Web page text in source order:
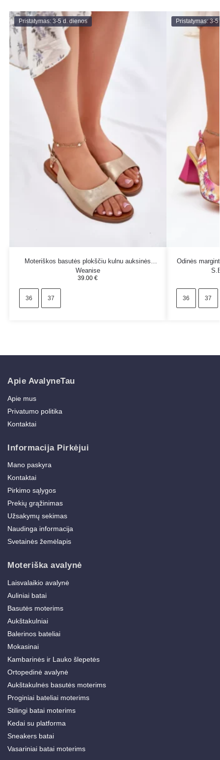
Pristatymas: 3-5 d. dienos
Moteriškos basutės plokščiu kulnu auksinės
Weanise
39.00€
36 37
Pristatymas: 3-
Odinės
36 37
Apie AvalyneTau
Apie mus
Privatumo politika
Kontaktai
Informacija Pirkėjui
Mano paskyra
Kontaktai
Pirkimo sąlygos
Prekių grąžinimas
Užsakymų sekimas
Naudinga informacija
Svetainės žemėlapis
Moteriška avalynė
Laisvalaikio avalynė
Auliniai batai
Basutės moterims
Aukštakulniai
Balerinos bateliai
Mokasinai
Kambarinės ir Lauko šlepetės
Ortopedinė avalynė
Aukštakulnės basutės moterims
Proginiai bateliai moterims
Stilingi batai moterims
Kedai su platforma
Sneakers batai
Vasariniai batai moterims